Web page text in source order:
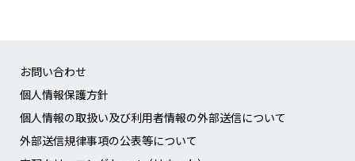
お問い合わせ
個人情報保護方針
個人情報の取扱い及び利用者情報の外部送信について
外部送信規律事項の公表等について